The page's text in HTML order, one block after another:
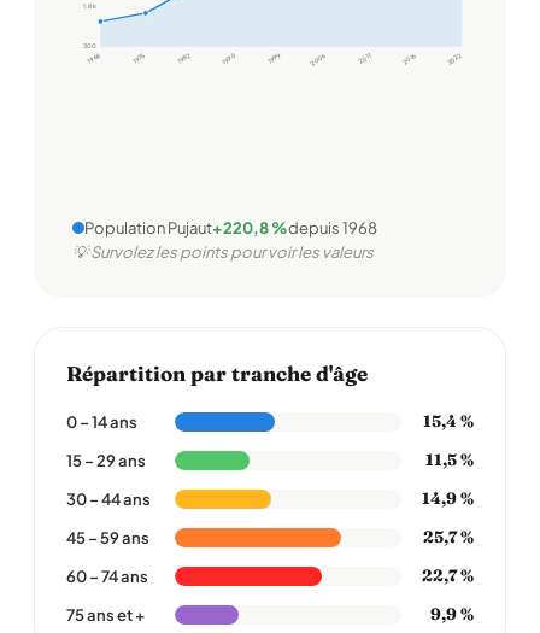
300
1,8 k
1968 1975 1982 1990 1999 2006 2011 2016 2022
Population Pujaut+220,8 %depuis 1968
💡 Survolez les points pour voir les valeurs
Répartition par tranche d'âge
0 – 14 ans 15,4 %
15 – 29 ans 11,5 %
30 – 44 ans 14,9 %
45 – 59 ans 25,7 %
60 – 74 ans 22,7 %
75 ans et + 9,9 %